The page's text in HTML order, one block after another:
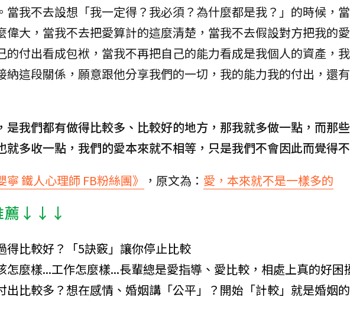
當我不去設想「我一定得？我必須？為什麼都是我？」的時候，
偉大，當我不去把愛算計的這麼清楚，當我不去假設對方把我的
的付出看成包袱，當我不再把自己的能力看成是我個人的資產，
納這段關係，願意跟他分享我們的一切，我的能力我的付出，還
是我們都有做得比較多、比較好的地方，那我就多做一點，而那
就多收一點，我們的愛本來就不相等，只是我們不會因此而覺得不
寧 鐵人心理師 FB粉絲團》 ，原文為： 愛，本來就不是一樣多的
薦↓↓↓
得比較好？「5訣竅」讓你停止比較
怎麼樣...工作怎麼樣...長輩總是愛指導、愛比較，相處上真的好困
出比較多？想在感情、婚姻講「公平」？開始「計較」就是婚姻的